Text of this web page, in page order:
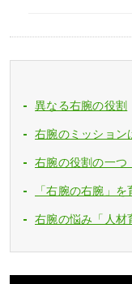
異なる右腕の役割
右腕のミッショ
右腕の役割の一つ
「右腕の右腕」
右腕の悩み「人材